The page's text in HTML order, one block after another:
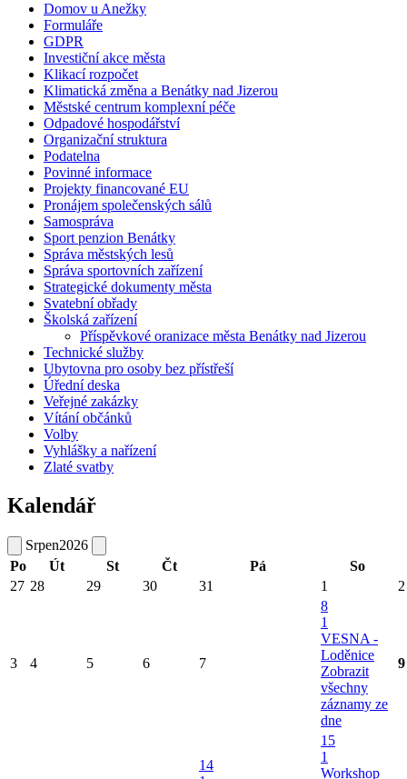
Domov u Anežky
Formuláře
GDPR
Investiční akce města
Klikací rozpočet
Klimatická změna a Benátky nad Jizerou
Městské centrum komplexní péče
Odpadové hospodářství
Organizační struktura
Podatelna
Povinné informace
Projekty financované EU
Pronájem společenských sálů
Samospráva
Sport penzion Benátky
Správa městských lesů
Správa sportovních zařízení
Strategické dokumenty města
Svatební obřady
Školská zařízení
Příspěvkové oranizace města Benátky nad Jizerou
Technické služby
Ubytovna pro osoby bez přístřeší
Úřední deska
Veřejné zakázky
Vítání občánků
Volby
Vyhlášky a nařízení
Zlaté svatby
Kalendář
Srpen2026
Po
Út St Čt Pá
So
27 28 29 30 31 1 2
3 4 5 6 7
8
1
VESNA -
Loděnice
Zobrazit
všechny
záznamy ze
dne
9
14
15
1
Workshop